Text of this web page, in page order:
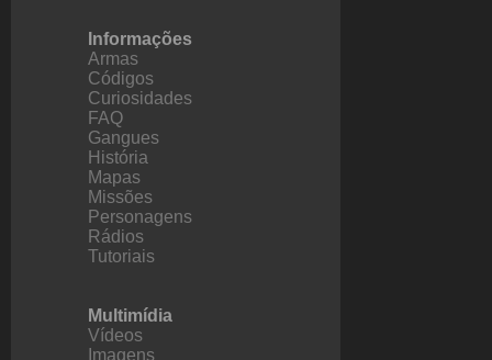
Informações
Armas
Códigos
Curiosidades
FAQ
Gangues
História
Mapas
Missões
Personagens
Rádios
Tutoriais
Multimídia
Vídeos
Imagens